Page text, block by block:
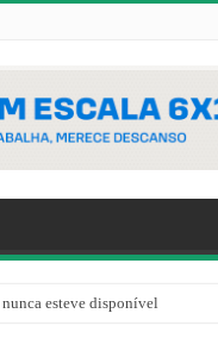
esteve disponível